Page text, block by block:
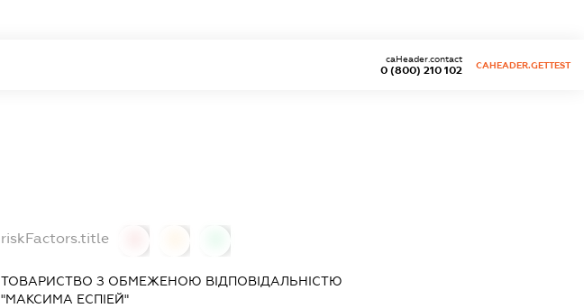
0 (800) 210 102
caHeader.contact
CAHEADER.GETTEST
riskFactors.title
ТОВАРИСТВО З ОБМЕЖЕНОЮ ВІДПОВІДАЛЬНІСТЮ
"МАКСИМА ЕСПІЕЙ"